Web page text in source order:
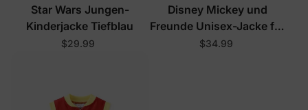
Star Wars Jungen-
Kinderjacke Tiefblau
$29.99
Disney Mickey und
Freunde Unisex-Jacke für
Kleinkinder/Kinder in
$34.99